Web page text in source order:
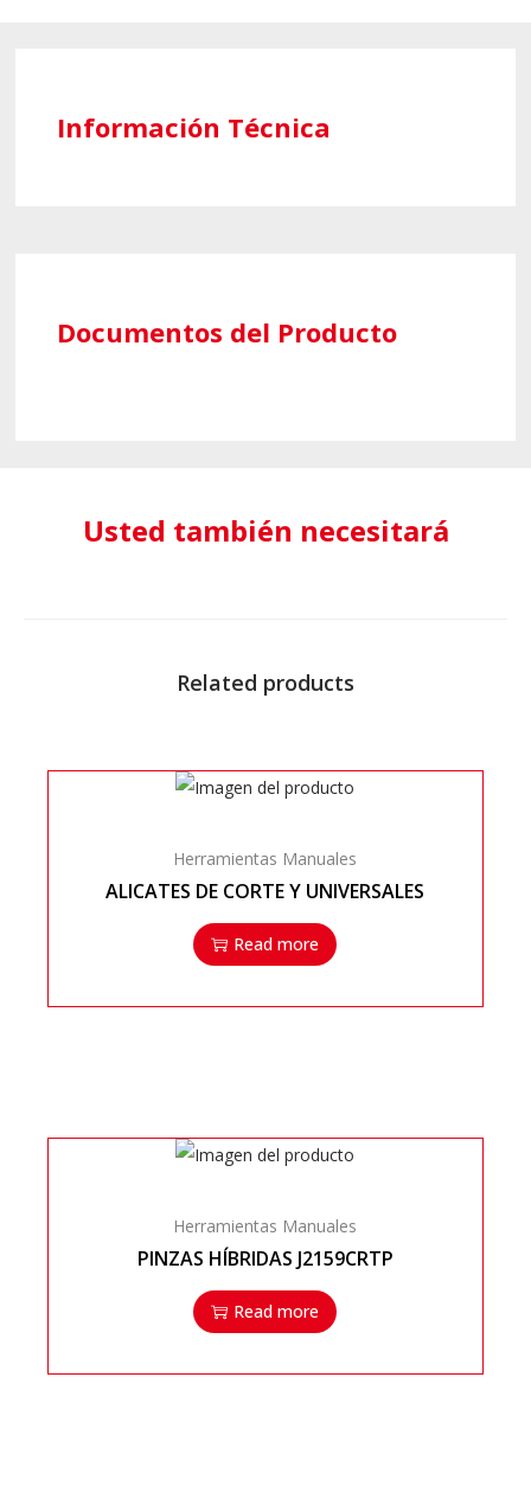
Información Técnica
Documentos del Producto
Usted también necesitará
Related products
Herramientas Manuales
ALICATES DE CORTE Y UNIVERSALES
Read more
Herramientas Manuales
PINZAS HÍBRIDAS J2159CRTP
Read more